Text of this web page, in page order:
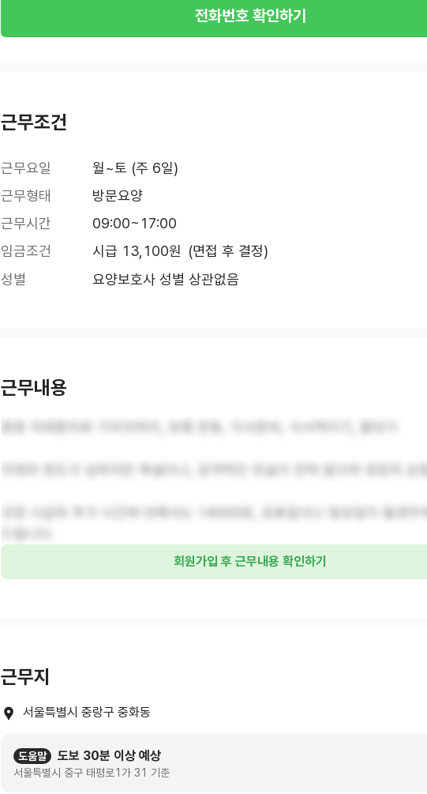
전화번호 확인하기
근무조건
근무요일
월~토 (주 6일)
근무형태
방문요양
근무시간
09:00~17:00
임금조건
시급 13,100원 (면접 후 결정)
성별
요양보호사 성별 상관없음
근무내용
회원가입 후 근무내용 확인하기
근무지
서울특별시 중랑구 중화동
도움말 도보 30분 이상 예상
서울특별시 중구 태평로1가 31 기준